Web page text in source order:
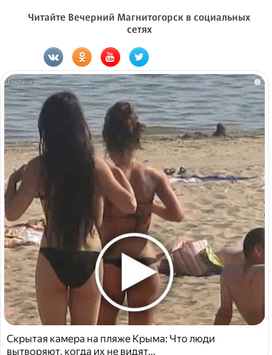
Читайте Вечерний Магнитогорск в социальных
сетях
i
Скрытая камера на пляже Крыма: Что люди
вытворяют, когда их не видят...